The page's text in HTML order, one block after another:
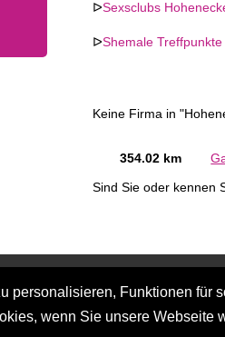
personalisieren, Funktionen
wenn Sie unsere Webseite
ᐅSexsclubs
ᐅShemale
Keine Firma in
354.02 km
Sind Sie oder kennen